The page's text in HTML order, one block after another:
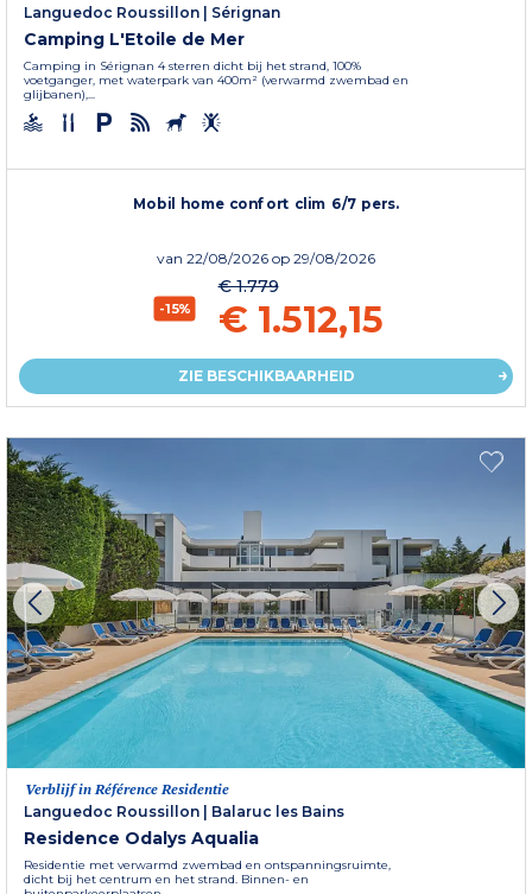
Languedoc Roussillon | Sérignan
Camping L'Etoile de Mer
Camping in Sérignan 4 sterren dicht bij het strand, 100%
voetganger, met waterpark van 400m² (verwarmd zwembad en
glijbanen),...
Mobil home confort clim 6/7 pers.
van 22/08/2026 op 29/08/2026
-15%
€ 1.779
€ 1.512,15
ZIE BESCHIKBAARHEID
Verblijf in Référence Residentie
Languedoc Roussillon | Balaruc les Bains
Residence Odalys Aqualia
Residentie met verwarmd zwembad en ontspanningsruimte,
dicht bij het centrum en het strand. Binnen- en